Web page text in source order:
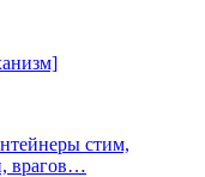
стим,
врагов…